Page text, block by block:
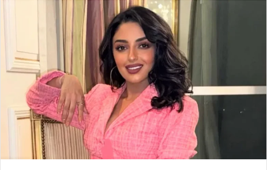
ع
ل
ى
X
ب
ر
ي
د
ا
إ
ل
ك
ت
ر
و